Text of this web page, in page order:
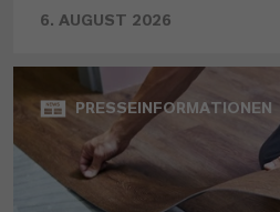
6. AUGUST 2026
PRESSEINFORMATIONEN